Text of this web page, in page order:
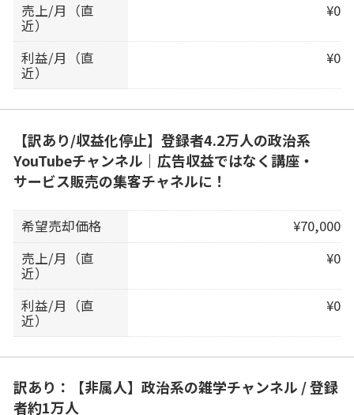
売上/月（直
近）
¥0
利益/月（直
近）
¥0
【訳あり/収益化停止】登録者4.2万人の政治系
YouTubeチャンネル｜広告収益ではなく講座・
サービス販売の集客チャネルに！
希望売却価格
¥70,000
売上/月（直
近）
¥0
利益/月（直
近）
¥0
訳あり：【非属人】政治系の雑学チャンネル / 登録
者約1万人